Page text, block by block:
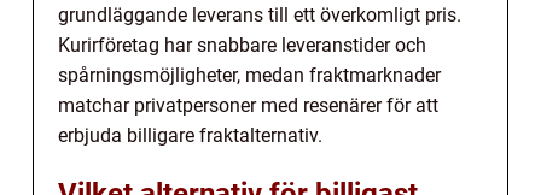
grundläggande leverans till ett överkomligt pris.
Kurirföretag har snabbare leveranstider och
spårningsmöjligheter, medan fraktmarknader
matchar privatpersoner med resenärer för att
erbjuda billigare fraktalternativ.